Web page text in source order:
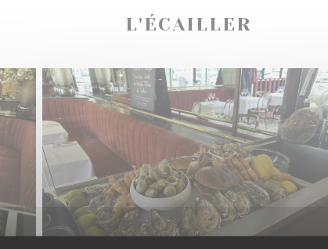
L'ÉCAILLER